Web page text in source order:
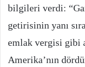
bilgileri verdi:
getirisinin yanı
emlak vergisi gibi
Amerika’nın